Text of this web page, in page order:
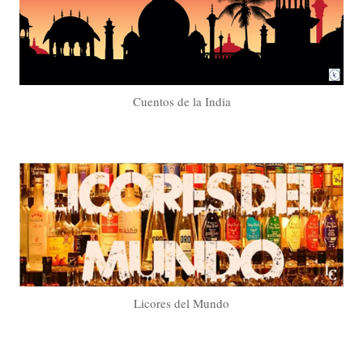
Cuentos de la India
Licores del Mundo